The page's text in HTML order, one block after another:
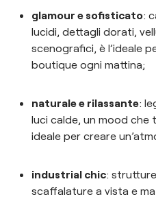
glamour e sofisticato:
lucidi, dettagli dorati,
scenografici, è l’ideale
boutique ogni mattina;
naturale e rilassante:
luci calde, un mood che
ideale per creare
industrial chic:
scaffalature a vista e